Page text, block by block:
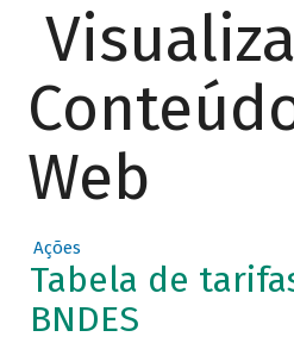
Web
Ações
Tabela de
BNDES